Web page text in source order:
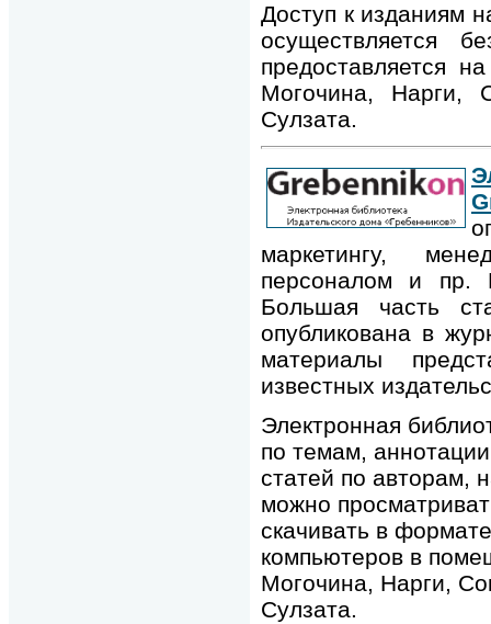
Доступ к изданиям
осуществляется
предоставляется
Могочина, Нарги,
Сулзата.
маркетингу,
персоналом и пр.
Большая часть
опубликована в
материалы
известных
Электронная
по темам,
статей по авторам,
можно
скачивать в
компьютеров в
Могочина, Нарги,
Сулзата.